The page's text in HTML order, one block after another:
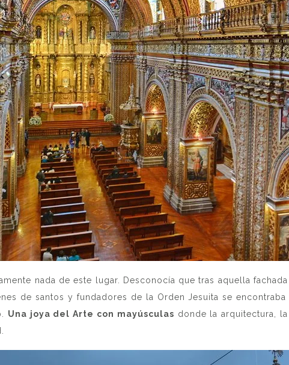
nada de este lugar. Desconocía que tras aquella
de santos y fundadores de la Orden Jesuita se
Una joya del Arte con mayúsculas donde la arquitectura,